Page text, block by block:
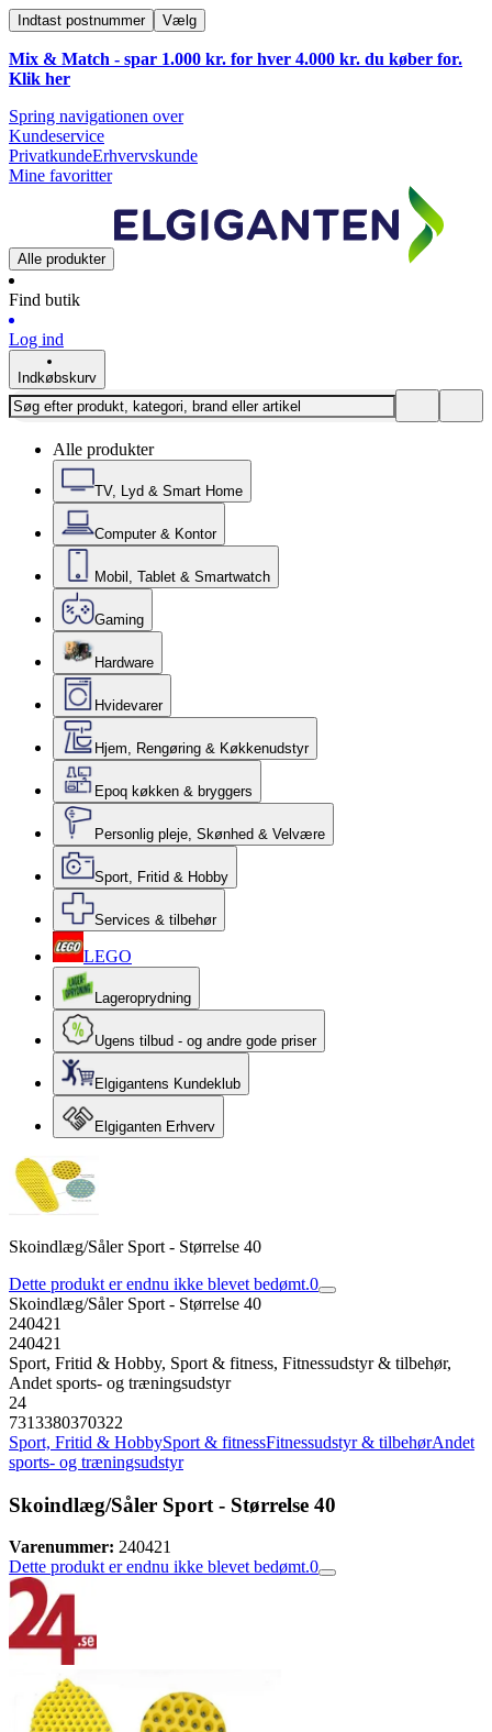
Indtast postnummer Vælg
Mix & Match - spar 1.000 kr. for hver 4.000 kr. du køber for.
Klik her
Spring navigationen over
Kundeservice
PrivatkundeErhvervskunde
Mine favoritter
Alle produkter
Find butik
Log ind
Indkøbskurv
Alle produkter
TV, Lyd & Smart Home
Computer & Kontor
Mobil, Tablet & Smartwatch
Gaming
Hardware
Hvidevarer
Hjem, Rengøring & Køkkenudstyr
Epoq køkken & bryggers
Personlig pleje, Skønhed & Velvære
Sport, Fritid & Hobby
Services & tilbehør
LEGO
Lageroprydning
Ugens tilbud - og andre gode priser
Elgigantens Kundeklub
Elgiganten Erhverv
Skoindlæg/Såler Sport - Størrelse 40
Dette produkt er endnu ikke blevet bedømt.0
Skoindlæg/Såler Sport - Størrelse 40
240421
240421
Sport, Fritid & Hobby, Sport & fitness, Fitnessudstyr & tilbehør,
Andet sports- og træningsudstyr
24
7313380370322
Sport, Fritid & HobbySport & fitnessFitnessudstyr & tilbehørAndet
sports- og træningsudstyr
Skoindlæg/Såler Sport - Størrelse 40
Varenummer: 240421
Dette produkt er endnu ikke blevet bedømt.0